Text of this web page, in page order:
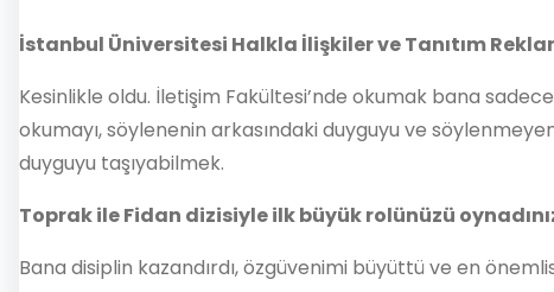
İstanbul Üniversitesi Halkla İlişkiler ve Tanıtım
Kesinlikle oldu. İletişim Fakültesi’nde okumak bana
okumayı, söylenenin arkasındaki duyguyu ve
duyguyu taşıyabilmek.
Toprak ile Fidan dizisiyle ilk büyük rolünüzü
Bana disiplin kazandırdı, özgüvenimi büyüttü ve en